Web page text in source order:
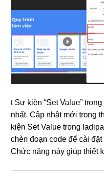
t Sự kiện “Set Value”
nhất. Cập nhật mới trong
kiện Set Value trong
chèn đoạn code để cài
Chức năng này giúp thiết